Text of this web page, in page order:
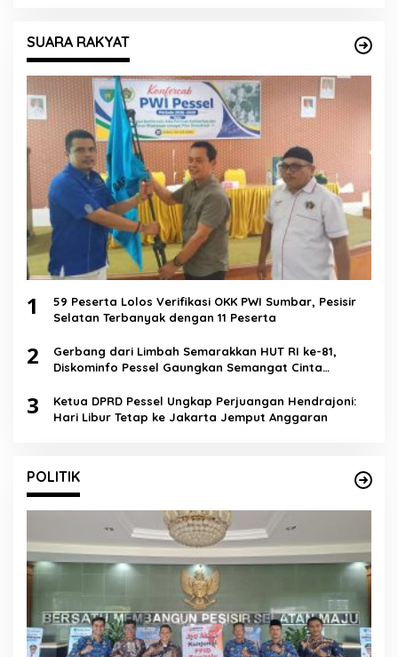
SUARA RAKYAT
1
59 Peserta Lolos Verifikasi OKK PWI Sumbar, Pesisir
Selatan Terbanyak dengan 11 Peserta
2
Gerbang dari Limbah Semarakkan HUT RI ke-81,
Diskominfo Pessel Gaungkan Semangat Cinta
3
Ketua DPRD Pessel Ungkap Perjuangan Hendrajoni:
Hari Libur Tetap ke Jakarta Jemput Anggaran
POLITIK